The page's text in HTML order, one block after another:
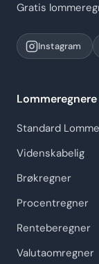
Gratis
Instagram
Lommeregnere
Standard
Videnskabelig
Brøkregner
Procentregner
Renteberegner
Valutaomregner